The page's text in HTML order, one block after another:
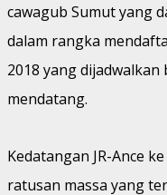
cawagub Sumut yang
dalam rangka
2018 yang
mendatang.
Kedatangan JR-Ance
ratusan massa yang